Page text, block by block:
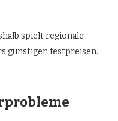
spielt regionale
günstigen festpreisen.